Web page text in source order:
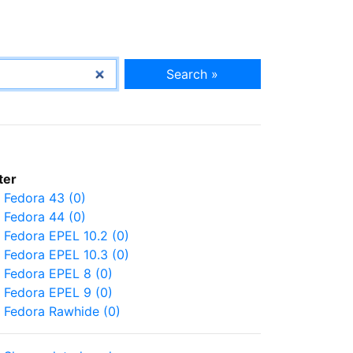
Search »
Fedora 43 (0)
Fedora 44 (0)
Fedora EPEL 10.2 (0)
Fedora EPEL 10.3 (0)
Fedora EPEL 8 (0)
Fedora EPEL 9 (0)
Fedora Rawhide (0)